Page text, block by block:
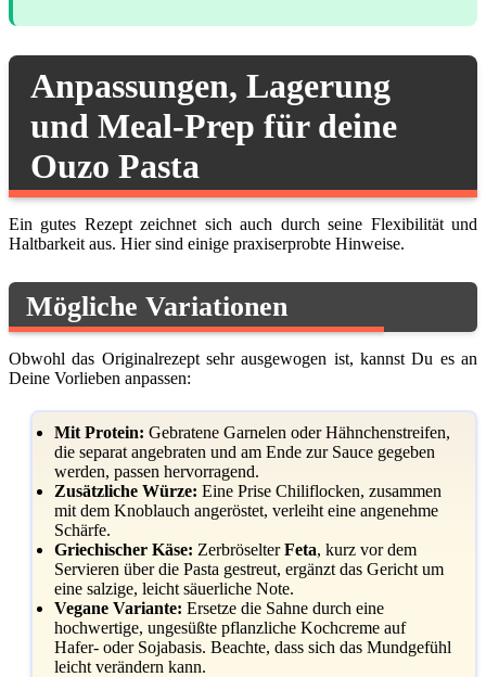
Anpassungen, Lagerung
und Meal-Prep für deine
Ouzo Pasta
Ein gutes Rezept zeichnet sich auch durch seine Flexibilität und
Haltbarkeit aus. Hier sind einige praxiserprobte Hinweise.
Mögliche Variationen
Obwohl das Originalrezept sehr ausgewogen ist, kannst Du es an
Deine Vorlieben anpassen:
Mit Protein: Gebratene Garnelen oder Hähnchenstreifen,
die separat angebraten und am Ende zur Sauce gegeben
werden, passen hervorragend.
Zusätzliche Würze: Eine Prise Chiliflocken, zusammen
mit dem Knoblauch angeröstet, verleiht eine angenehme
Schärfe.
Griechischer Käse: ZerbröselterFeta, kurz vor dem
Servieren über die Pasta gestreut, ergänzt das Gericht um
eine salzige, leicht säuerliche Note.
Vegane Variante: Ersetze die Sahne durch eine
hochwertige, ungesüßte pflanzliche Kochcreme auf
Hafer- oder Sojabasis. Beachte, dass sich das Mundgefühl
leicht verändern kann.